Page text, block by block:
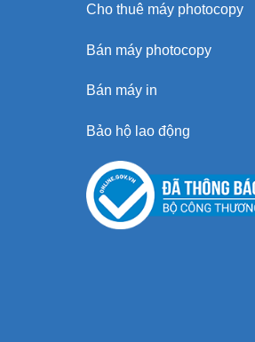
Cho thuê máy photocopy
Bán máy photocopy
Bán máy in
Bảo hộ lao động